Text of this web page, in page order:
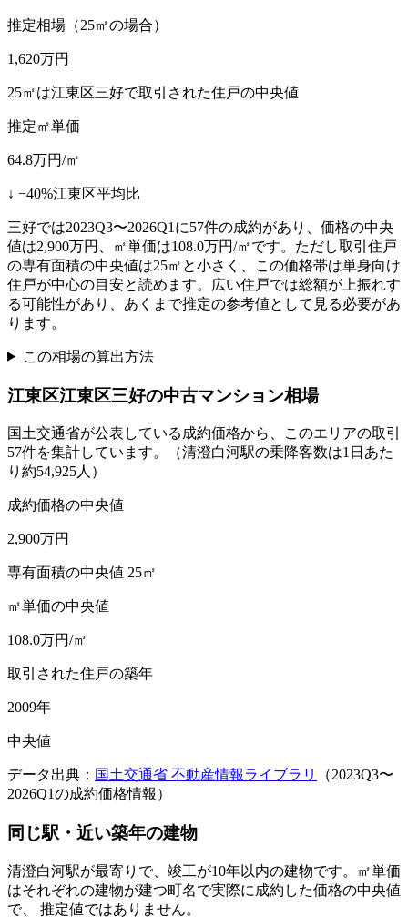
推定相場（25㎡の場合）
1,620万円
25㎡は江東区三好で取引された住戸の中央値
推定㎡単価
64.8万円/㎡
↓ −40%江東区平均比
三好では2023Q3〜2026Q1に57件の成約があり、価格の中央
値は2,900万円、㎡単価は108.0万円/㎡です。ただし取引住戸
の専有面積の中央値は25㎡と小さく、この価格帯は単身向け
住戸が中心の目安と読めます。広い住戸では総額が上振れす
る可能性があり、あくまで推定の参考値として見る必要があ
ります。
この相場の算出方法
江東区江東区三好の中古マンション相場
国土交通省が公表している成約価格から、このエリアの取引
57件を集計しています。
（清澄白河駅の乗降客数は1日あた
り約54,925人）
成約価格の中央値
2,900万円
専有面積の中央値 25㎡
㎡単価の中央値
108.0万円/㎡
取引された住戸の築年
2009年
中央値
データ出典： 国土交通省 不動産情報ライブラリ （2023Q3〜
2026Q1の成約価格情報）
同じ駅・近い築年の建物
清澄白河駅が最寄りで、 竣工が10年以内の建物です。㎡単価
はそれぞれの建物が建つ町名で実際に成約した価格の中央値
で、 推定値ではありません。